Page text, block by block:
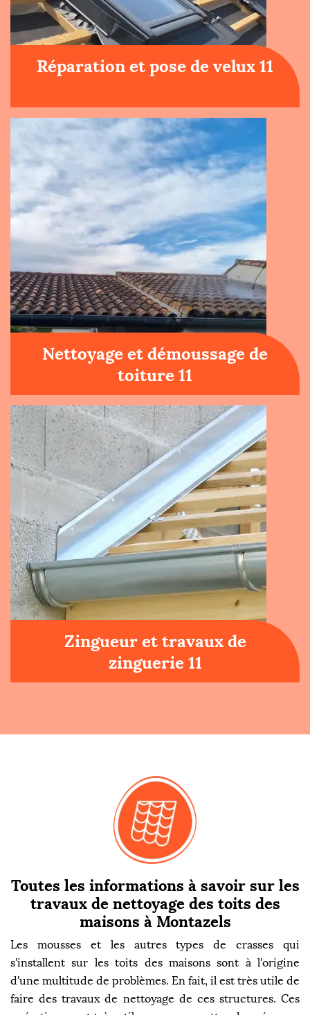
Réparation et pose de velux 11
Nettoyage et démoussage de
toiture 11
Zingueur et travaux de
zinguerie 11
Toutes les informations à savoir sur les
travaux de nettoyage des toits des
maisons à Montazels
Les mousses et les autres types de crasses qui
s'installent sur les toits des maisons sont à l'origine
d'une multitude de problèmes. En fait, il est très utile de
faire des travaux de nettoyage de ces structures. Ces